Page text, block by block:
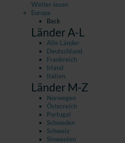
Weiter lesen
Europa
Back
Länder A-L
Alle Länder
Deutschland
Frankreich
Irland
Italien
Länder M-Z
Norwegen
Österreich
Portugal
Schweden
Schweiz
Slowenien